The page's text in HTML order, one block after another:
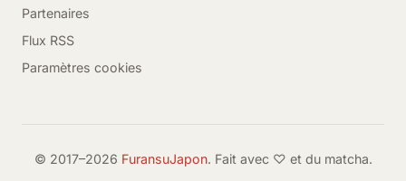
Partenaires
Flux RSS
Paramètres cookies
© 2017–2026 FuransuJapon. Fait avec ♡ et du matcha.